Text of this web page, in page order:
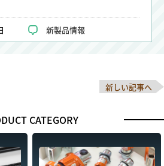
新製品情報
新しい記事へ
CATEGORY